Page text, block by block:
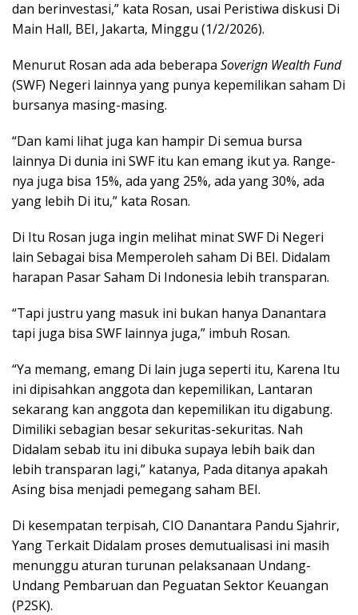
dan berinvestasi,” kata Rosan, usai Peristiwa diskusi Di
Main Hall, BEI, Jakarta, Minggu (1/2/2026).
Menurut Rosan ada ada beberapa Soverign Wealth Fund
(SWF) Negeri lainnya yang punya kepemilikan saham Di
bursanya masing-masing.
“Dan kami lihat juga kan hampir Di semua bursa
lainnya Di dunia ini SWF itu kan emang ikut ya. Range-
nya juga bisa 15%, ada yang 25%, ada yang 30%, ada
yang lebih Di itu,” kata Rosan.
Di Itu Rosan juga ingin melihat minat SWF Di Negeri
lain Sebagai bisa Memperoleh saham Di BEI. Didalam
harapan Pasar Saham Di Indonesia lebih transparan.
“Tapi justru yang masuk ini bukan hanya Danantara
tapi juga bisa SWF lainnya juga,” imbuh Rosan.
“Ya memang, emang Di lain juga seperti itu, Karena Itu
ini dipisahkan anggota dan kepemilikan, Lantaran
sekarang kan anggota dan kepemilikan itu digabung.
Dimiliki sebagian besar sekuritas-sekuritas. Nah
Didalam sebab itu ini dibuka supaya lebih baik dan
lebih transparan lagi,” katanya, Pada ditanya apakah
Asing bisa menjadi pemegang saham BEI.
Di kesempatan terpisah, CIO Danantara Pandu Sjahrir,
Yang Terkait Didalam proses demutualisasi ini masih
menunggu aturan turunan pelaksanaan Undang-
Undang Pembaruan dan Peguatan Sektor Keuangan
(P2SK).